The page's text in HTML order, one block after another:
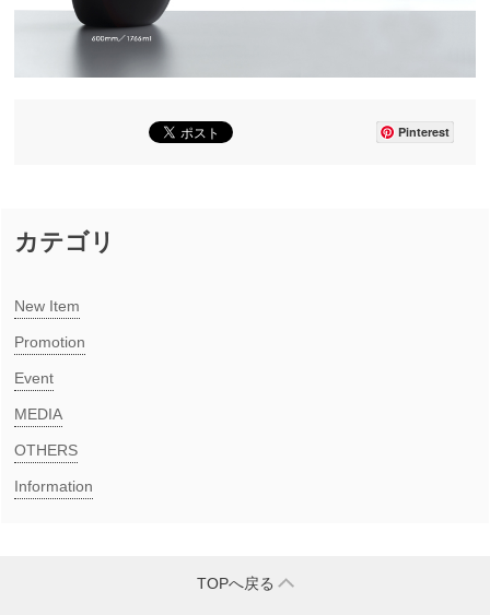
Pinterest
カテゴリ
New Item​
Promotion
Event
MEDIA​
OTHERS
Information
TOPへ戻る